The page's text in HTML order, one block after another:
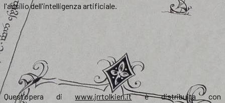
l'ausilio dell'intelligenza artificiale.
Quest’opera diwww.jrrtolkien.itè distribuita con